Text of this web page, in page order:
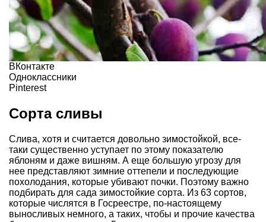
ВКонтакте
Одноклассники
Pinterest
Сорта сливы
Слива, хотя и считается довольно зимостойкой, все-
таки существенно уступает по этому показателю
яблоням и даже вишням. А еще большую угрозу для
нее представляют зимние оттепели и последующие
похолодания, которые убивают почки. Поэтому важно
подбирать для сада зимостойкие сорта. Из 63 сортов,
которые числятся в Госреестре, по-настоящему
выносливых немного, а таких, чтобы и прочие качества